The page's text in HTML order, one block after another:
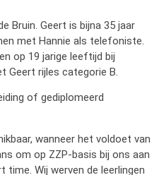
Bruin. Geert is bijna 35 jaar
met Hannie als telefoniste.
op 19 jarige leeftijd bij
Geert rijles categorie B.
of gediplomeerd
wanneer het voldoet van
om op ZZP-basis bij ons aan
Wij werven de leerlingen